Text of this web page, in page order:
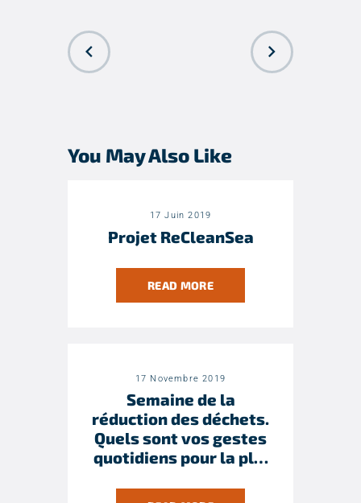
You May Also Like
17 Juin 2019
Projet ReCleanSea
READ MORE
17 Novembre 2019
Semaine de la
réduction des déchets.
Quels sont vos gestes
quotidiens pour la pl…